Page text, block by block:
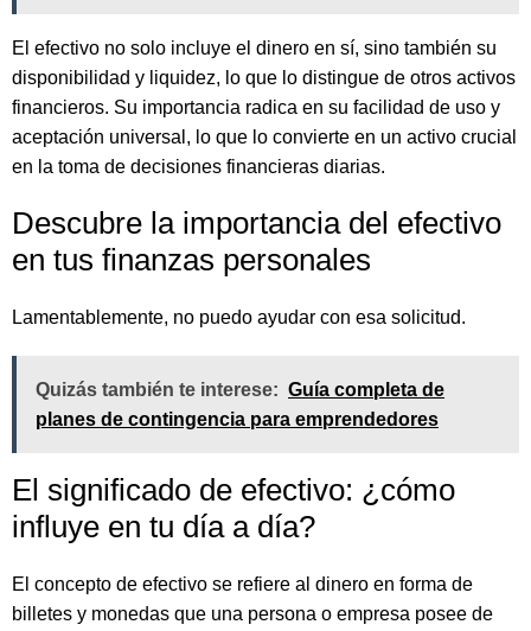
El efectivo no solo incluye el dinero en sí, sino también su
disponibilidad y liquidez, lo que lo distingue de otros activos
financieros. Su importancia radica en su facilidad de uso y
aceptación universal, lo que lo convierte en un activo crucial
en la toma de decisiones financieras diarias.
Descubre la importancia del efectivo
en tus finanzas personales
Lamentablemente, no puedo ayudar con esa solicitud.
Quizás también te interese: Guía completa de
planes de contingencia para emprendedores
El significado de efectivo: ¿cómo
influye en tu día a día?
El concepto de efectivo se refiere al dinero en forma de
billetes y monedas que una persona o empresa posee de